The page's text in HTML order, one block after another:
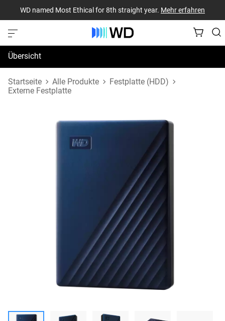
WD named Most Ethical for 8th straight year. Mehr erfahren
Übersicht
Technische Daten
Startseite Alle Produkte
Festplatte (HDD)
Externe Festplatte